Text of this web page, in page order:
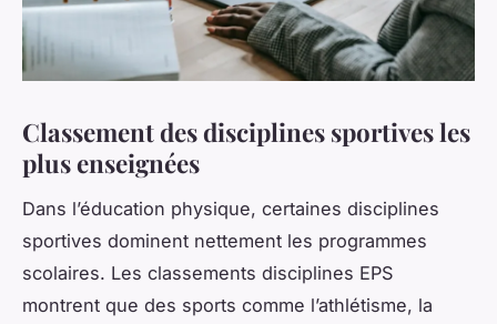
Classement des disciplines sportives les
plus enseignées
Dans l’éducation physique, certaines disciplines
sportives dominent nettement les programmes
scolaires. Les classements disciplines EPS
montrent que des sports comme l’athlétisme, la